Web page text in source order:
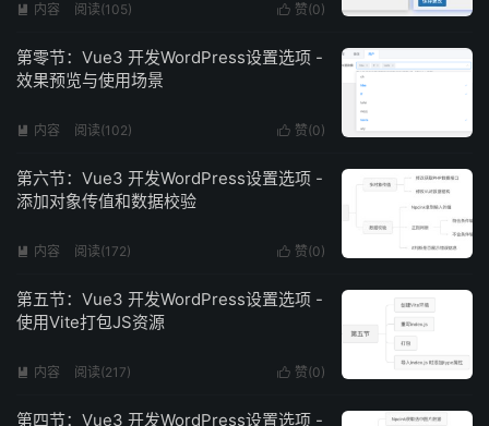
 赞(0)
 内容 阅读(105)
第零节：Vue3 开发WordPress设置选项 -
效果预览与使用场景
 赞(0)
 内容 阅读(102)
第六节：Vue3 开发WordPress设置选项 -
添加对象传值和数据校验
 赞(0)
 内容 阅读(172)
第五节：Vue3 开发WordPress设置选项 -
使用Vite打包JS资源
 赞(0)
 内容 阅读(217)
第四节：Vue3 开发WordPress设置选项 -